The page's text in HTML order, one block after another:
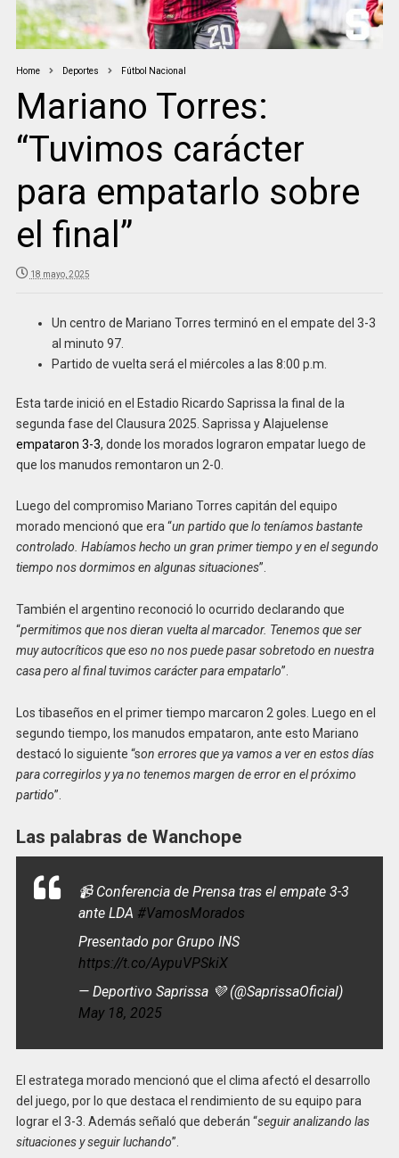
Home Deportes Fútbol Nacional
Mariano Torres:
“Tuvimos carácter
para empatarlo sobre
el final”
18 mayo, 2025
Un centro de Mariano Torres terminó en el empate del 3-3
al minuto 97.
Partido de vuelta será el miércoles a las 8:00 p.m.
Esta tarde inició en el Estadio Ricardo Saprissa la final de la
segunda fase del Clausura 2025. Saprissa y Alajuelense
empataron 3-3, donde los morados lograron empatar luego de
que los manudos remontaron un 2-0.
Luego del compromiso Mariano Torres capitán del equipo
morado mencionó que era “un partido que lo teníamos bastante
controlado. Habíamos hecho un gran primer tiempo y en el segundo
tiempo nos dormimos en algunas situaciones”.
También el argentino reconoció lo ocurrido declarando que
“permitimos que nos dieran vuelta al marcador. Tenemos que ser
muy autocríticos que eso no nos puede pasar sobretodo en nuestra
casa pero al final tuvimos carácter para empatarlo”.
Los tibaseños en el primer tiempo marcaron 2 goles. Luego en el
segundo tiempo, los manudos empataron, ante esto Mariano
destacó lo siguiente “son errores que ya vamos a ver en estos días
para corregirlos y ya no tenemos margen de error en el próximo
partido”.
Las palabras de Wanchope
📹 Conferencia de Prensa tras el empate 3-3
ante LDA #VamosMorados
Presentado por Grupo INS
https://t.co/AypuVPSkiX
— Deportivo Saprissa 💜 (@SaprissaOficial)
May 18, 2025
El estratega morado mencionó que el clima afectó el desarrollo
del juego, por lo que destaca el rendimiento de su equipo para
lograr el 3-3. Además señaló que deberán “seguir analizando las
situaciones y seguir luchando”.